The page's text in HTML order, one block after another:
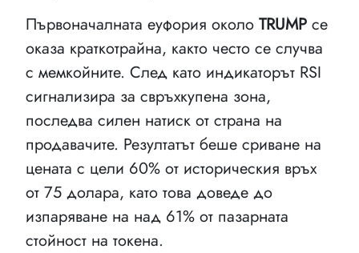
Първоначалната еуфория около TRUMP се
оказа краткотрайна, както често се случва
с мемкойните. След като индикаторът RSI
сигнализира за свръхкупена зона,
последва силен натиск от страна на
продавачите. Резултатът беше сриване на
цената с цели 60% от историческия връх
от 75 долара, като това доведе до
изпаряване на над 61% от пазарната
стойност на токена.